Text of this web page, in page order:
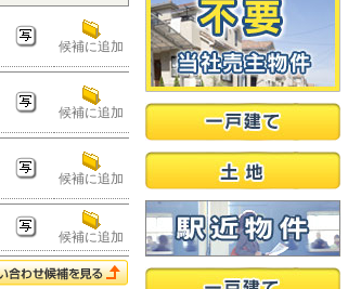
候補に追加
候補に追加
候補に追加
候補に追加